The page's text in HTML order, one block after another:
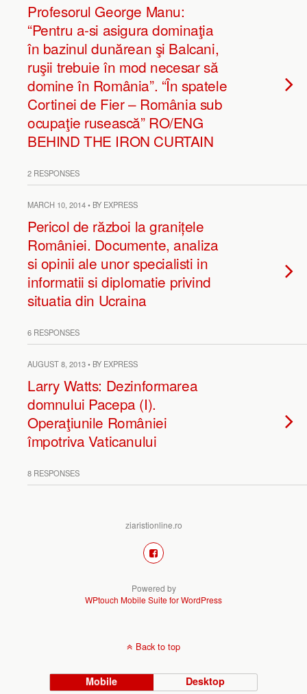
Profesorul George Manu:
“Pentru a-si asigura dominaţia
în bazinul dunărean şi Balcani,
ruşii trebuie în mod necesar să
domine în România”. “În spatele
Cortinei de Fier – România sub
ocupaţie rusească” RO/ENG
BEHIND THE IRON CURTAIN
2 RESPONSES
MARCH 10, 2014 • BY EXPRESS
Pericol de război la granițele
României. Documente, analiza
si opinii ale unor specialisti in
informatii si diplomatie privind
situatia din Ucraina
6 RESPONSES
AUGUST 8, 2013 • BY EXPRESS
Larry Watts: Dezinformarea
domnului Pacepa (I).
Operaţiunile României
împotriva Vaticanului
8 RESPONSES
ziaristionline.ro
Powered by
WPtouch Mobile Suite for WordPress
Back to top
Mobile Desktop